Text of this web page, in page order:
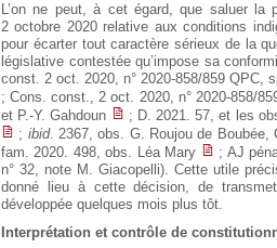
L’on ne peut, à cet égard, que saluer la
2 octobre 2020 relative aux conditions
pour écarter tout caractère sérieux de la
législative contestée qu’impose sa
const. 2 oct. 2020, n° 2020-858/859 QPC,
; Cons. const., 2 oct. 2020, n° 2020-858/
et P.-Y. Gahdoun
; D. 2021. 57, et les
; ibid. 2367, obs. G. Roujou de
fam. 2020. 498, obs. Léa Mary
; AJ
n° 32, note M. Giacopelli). Cette utile
donné lieu à cette décision, de
développée quelques mois plus tôt.
Interprétation et contrôle de